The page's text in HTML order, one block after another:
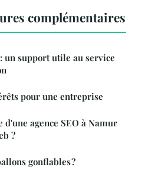
complémentaires
un support utile au service
pour une entreprise
agence SEO à Namur
?
gonflables ?